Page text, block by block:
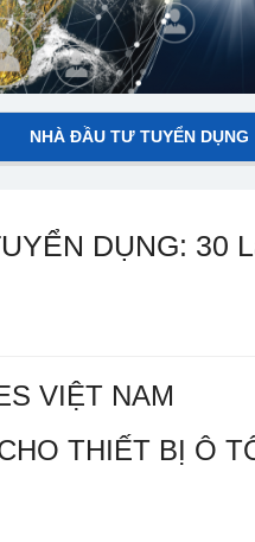
NHÀ ĐẦU TƯ TUYỂN DỤNG
DỤNG: 30
VIỆT NAM
THIẾT BỊ Ô